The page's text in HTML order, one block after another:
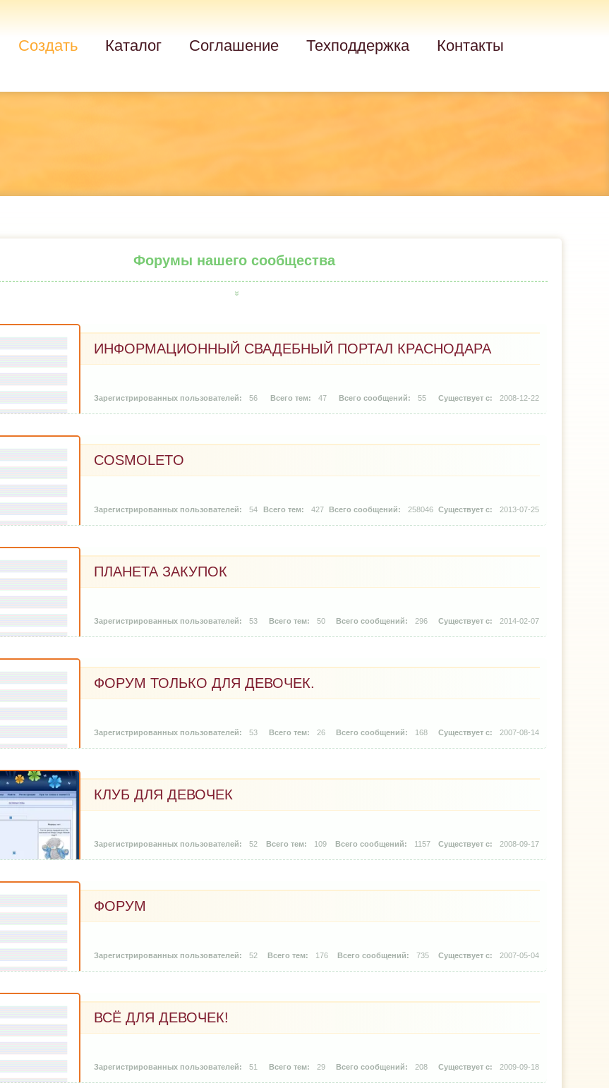
Создать Каталог Соглашение Техподдержка Контакты
Форумы нашего сообщества
ИНФОРМАЦИОННЫЙ СВАДЕБНЫЙ ПОРТАЛ КРАСНОДАРА
56 47 55 2008-12-22
COSMOLETO
54 427 258046 2013-07-25
ПЛАНЕТА ЗАКУПОК
53 50 296 2014-02-07
ФОРУМ ТОЛЬКО ДЛЯ ДЕВОЧЕК.
53 26 168 2007-08-14
КЛУБ ДЛЯ ДЕВОЧЕК
52 109 1157 2008-09-17
ФОРУМ
52 176 735 2007-05-04
ВСЁ ДЛЯ ДЕВОЧЕК!
51 29 208 2009-09-18